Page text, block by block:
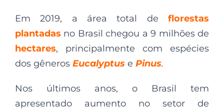
Em 2019, a área total de florestas
plantadas no Brasil chegou a 9 milhões de
hectares, principalmente com espécies
dos gêneros Eucalyptus e Pinus.
Nos últimos anos, o Brasil tem
apresentado aumento no setor de